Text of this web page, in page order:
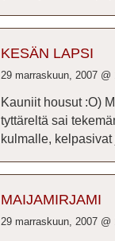
KESÄN LAPSI
29 marraskuun, 2007 @
Kauniit housut :O)
tyttäreltä sai
kulmalle,
MAIJAMIRJAMI
29 marraskuun, 2007 @